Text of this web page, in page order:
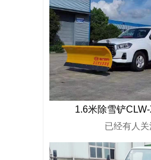
1.6米除雪铲
已经有人